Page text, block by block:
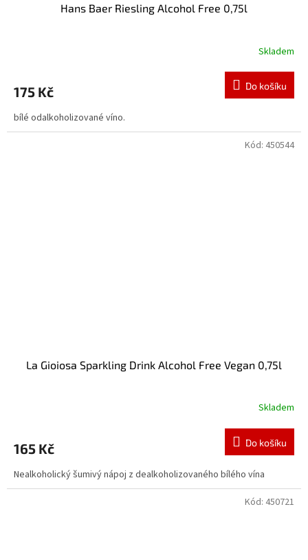
Hans Baer Riesling Alcohol Free 0,75l
Skladem
175 Kč Do košíku
bílé odalkoholizované víno.
La Gioiosa Sparkling Drink Alcohol Free Vegan 0,75l
Skladem
165 Kč Do košíku
Nealkoholický šumivý nápoj z dealkoholizovaného bílého vína
Kód: 450544
Kód: 450721